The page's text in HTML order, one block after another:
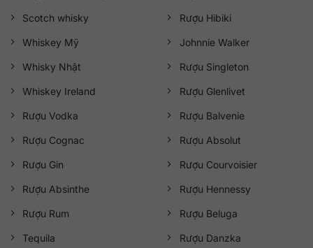
Scotch whisky
Whiskey Mỹ
Whisky Nhật
Whiskey Ireland
Rượu Vodka
Rượu Cognac
Rượu Gin
Rượu Absinthe
Rượu Rum
Tequila
Rượu Hibiki
Johnnie Walker
Rượu Singleton
Rượu Glenlivet
Rượu Balvenie
Rượu Absolut
Rượu Courvoisier
Rượu Hennessy
Rượu Beluga
Rượu Danzka